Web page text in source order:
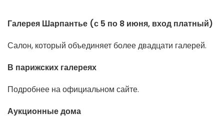
Галерея Шарпантье (с 5 по 8 июня, вход платный)
Салон, который объединяет более двадцати галерей.
В парижских галереях
Подробнее на официальном сайте.
Аукционные дома